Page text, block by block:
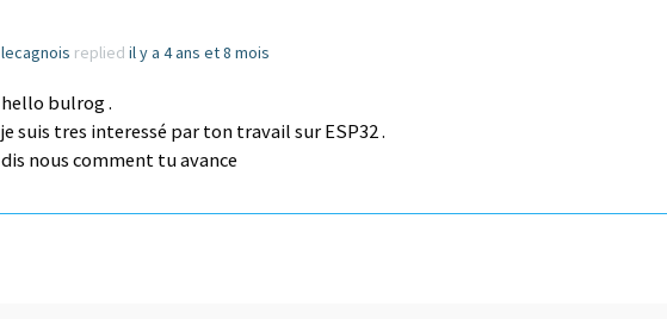
lecagnois replied il y a 4 ans et 8 mois
hello bulrog .
je suis tres interessé par ton travail sur ESP32 .
dis nous comment tu avance